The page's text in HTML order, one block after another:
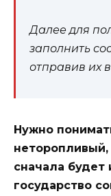
Далее для
заполнить
отправив их
Нужно
сначала будет
государство